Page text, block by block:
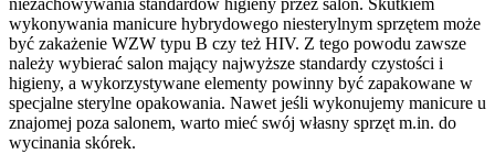
niezachowywania standardów higieny przez salon. Skutkiem
wykonywania manicure hybrydowego niesterylnym sprzętem może
być zakażenie WZW typu B czy też HIV. Z tego powodu zawsze
należy wybierać salon mający najwyższe standardy czystości i
higieny, a wykorzystywane elementy powinny być zapakowane w
specjalne sterylne opakowania. Nawet jeśli wykonujemy manicure u
znajomej poza salonem, warto mieć swój własny sprzęt m.in. do
wycinania skórek.